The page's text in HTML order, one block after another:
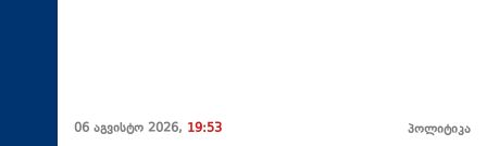
06 აგვისტო 2026, 19:53 პოლიტიკა